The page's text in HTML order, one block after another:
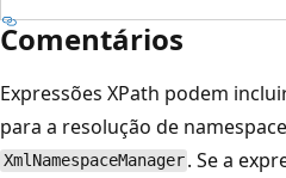
Comentários
Expressões XPath podem
para a resolução de
XmlNamespaceManager . Se a